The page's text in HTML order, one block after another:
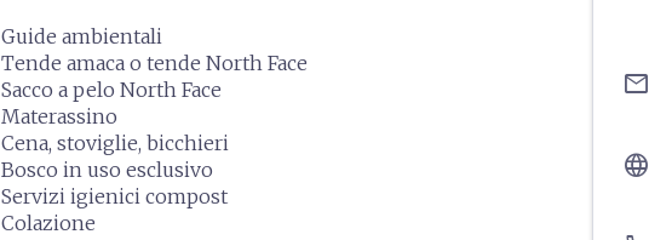
Guide ambientali
Tende amaca o tende North Face
Sacco a pelo North Face
Materassino
Cena, stoviglie, bicchieri
Bosco in uso esclusivo
Servizi igienici compost
Colazione
email
language